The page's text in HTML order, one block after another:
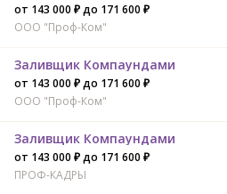
от 143 000 ₽ до 171 600 ₽
ООО "Проф-Ком"
Заливщик Компаундами
от 143 000 ₽ до 171 600 ₽
ООО "Проф-Ком"
Заливщик Компаундами
от 143 000 ₽ до 171 600 ₽
ПРОФ-КАДРЫ